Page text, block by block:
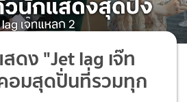
ดง "Jet lag เจ๊ท
อมสุดปั่นที่รวมทุก